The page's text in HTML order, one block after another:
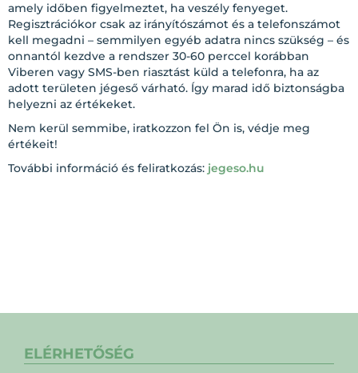
amely időben figyelmeztet, ha veszély fenyeget.
Regisztrációkor csak az irányítószámot és a telefonszámot
kell megadni – semmilyen egyéb adatra nincs szükség – és
onnantól kezdve a rendszer 30-60 perccel korábban
Viberen vagy SMS-ben riasztást küld a telefonra, ha az
adott területen jégeső várható. Így marad idő biztonságba
helyezni az értékeket.
Nem kerül semmibe, iratkozzon fel Ön is, védje meg
értékeit!
További információ és feliratkozás: jegeso.hu
ELÉRHETŐSÉG